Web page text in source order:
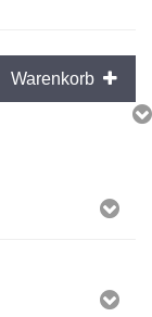
Warenkorb